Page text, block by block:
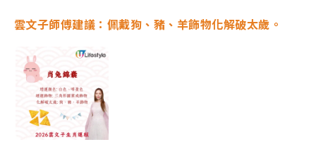
雲文子師傅建議：佩戴狗、豬、羊飾物化解破太歲。